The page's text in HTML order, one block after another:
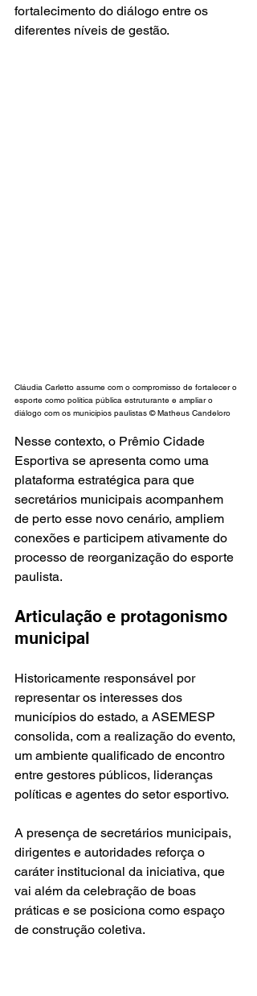
fortalecimento do diálogo entre os
diferentes níveis de gestão.
Cláudia Carletto assume com o compromisso de fortalecer o
esporte como política pública estruturante e ampliar o
diálogo com os municípios paulistas © Matheus Candeloro
Nesse contexto, o Prêmio Cidade
Esportiva se apresenta como uma
plataforma estratégica para que
secretários municipais acompanhem
de perto esse novo cenário, ampliem
conexões e participem ativamente do
processo de reorganização do esporte
paulista.
Articulação e protagonismo
municipal
Historicamente responsável por
representar os interesses dos
municípios do estado, a ASEMESP
consolida, com a realização do evento,
um ambiente qualificado de encontro
entre gestores públicos, lideranças
políticas e agentes do setor esportivo.
A presença de secretários municipais,
dirigentes e autoridades reforça o
caráter institucional da iniciativa, que
vai além da celebração de boas
práticas e se posiciona como espaço
de construção coletiva.